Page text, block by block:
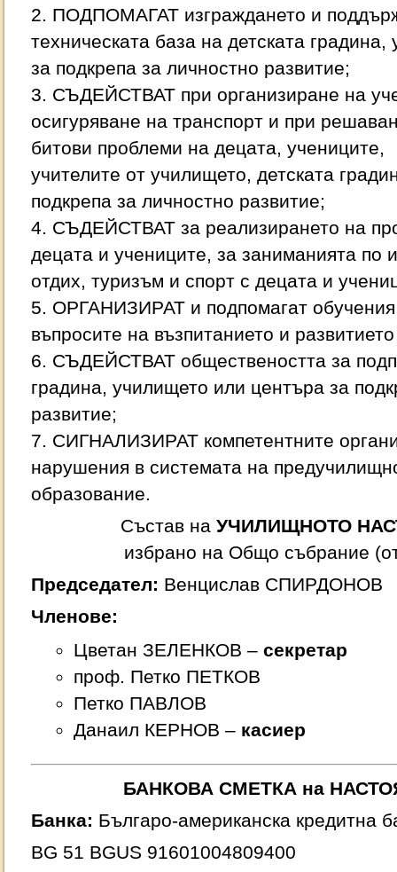
2. ПОДПОМАГАТ изграждането и
техническата база на детската
за подкрепа за личностно развитие;
3. СЪДЕЙСТВАТ при организиране на
осигуряване на транспорт и при
битови проблеми на децата, учениците,
учителите от училището, детската
подкрепа за личностно развитие;
4. СЪДЕЙСТВАТ за реализирането на
децата и учениците, за заниманията по
отдих, туризъм и спорт с децата и
5. ОРГАНИЗИРАТ и подпомагат обучения
въпросите на възпитанието и
6. СЪДЕЙСТВАТ обществеността за
градина, училището или центъра за
развитие;
7. СИГНАЛИЗИРАТ компетентните
нарушения в системата на
образование.
Състав на УЧИЛИЩНОТО
избрано на Общо събрание
Председател: Венцислав СПИРДОНОВ
Членове:
Цветан ЗЕЛЕНКОВ – секретар
проф. Петко ПЕТКОВ
Петко ПАВЛОВ
Данаил КЕРНОВ – касиер
БАНКОВА СМЕТКА на
Банка: Българо-американска кредитна
BG 51 BGUS 91601004809400